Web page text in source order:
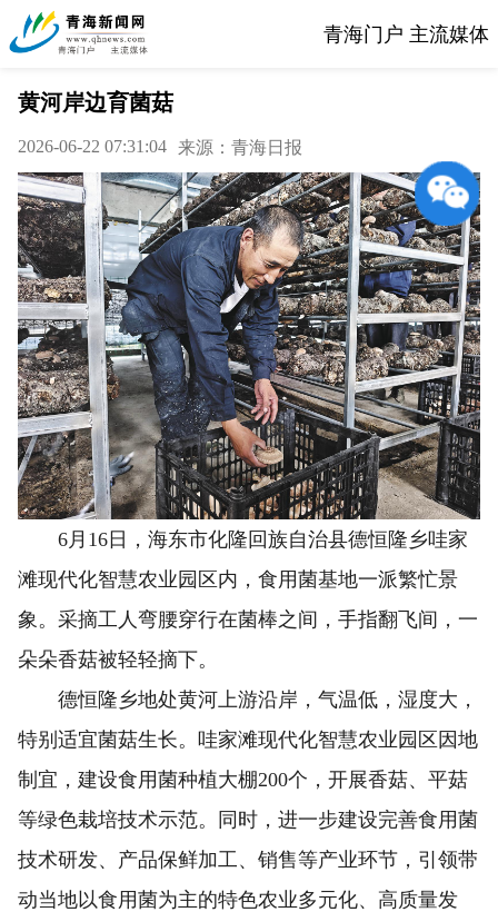
青海门户 主流媒体
黄河岸边育菌菇
2026-06-22 07:31:04 来源：青海日报
6月16日，海东市化隆回族自治县德恒隆乡哇家
滩现代化智慧农业园区内，食用菌基地一派繁忙景
象。采摘工人弯腰穿行在菌棒之间，手指翻飞间，一
朵朵香菇被轻轻摘下。
德恒隆乡地处黄河上游沿岸，气温低，湿度大，
特别适宜菌菇生长。哇家滩现代化智慧农业园区因地
制宜，建设食用菌种植大棚200个，开展香菇、平菇
等绿色栽培技术示范。同时，进一步建设完善食用菌
技术研发、产品保鲜加工、销售等产业环节，引领带
动当地以食用菌为主的特色农业多元化、高质量发